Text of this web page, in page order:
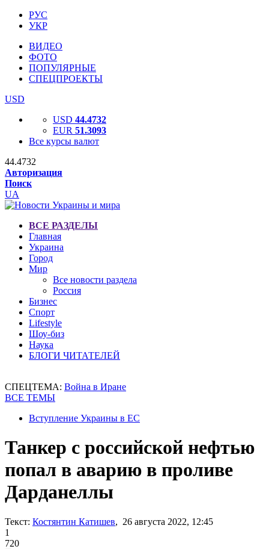
РУС
УКР
ВИДЕО
ФОТО
ПОПУЛЯРНЫЕ
СПЕЦПРОЕКТЫ
USD
USD 44.4732
EUR 51.3093
Все курсы валют
44.4732
Авторизация
Поиск
UA
ВСЕ РАЗДЕЛЫ
Главная
Украина
Город
Мир
Все новости раздела
Россия
Бизнес
Спорт
Lifestyle
Шоу-биз
Наука
БЛОГИ ЧИТАТЕЛЕЙ
СПЕЦТЕМА: Война в Иране
ВСЕ ТЕМЫ
Вступление Украины в ЕС
Танкер с российской нефтью
попал в аварию в проливе
Дарданеллы
Текст: Костянтин Катишев, 26 августа 2022, 12:45
1
720